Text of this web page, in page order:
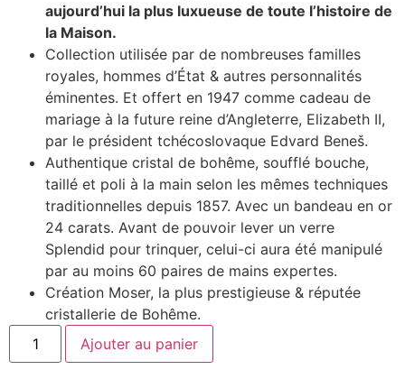
aujourd’hui la plus luxueuse de toute l’histoire de
la Maison.
Collection utilisée par de nombreuses familles
royales, hommes d’État & autres personnalités
éminentes. Et offert en 1947 comme cadeau de
mariage à la future reine d’Angleterre, Elizabeth II,
par le président tchécoslovaque Edvard Beneš.
Authentique cristal de bohême, soufflé bouche,
taillé et poli à la main selon les mêmes techniques
traditionnelles depuis 1857. Avec un bandeau en or
24 carats. Avant de pouvoir lever un verre
Splendid pour trinquer, celui-ci aura été manipulé
par au moins 60 paires de mains expertes.
Création Moser, la plus prestigieuse & réputée
cristallerie de Bohême.
Ajouter au panier